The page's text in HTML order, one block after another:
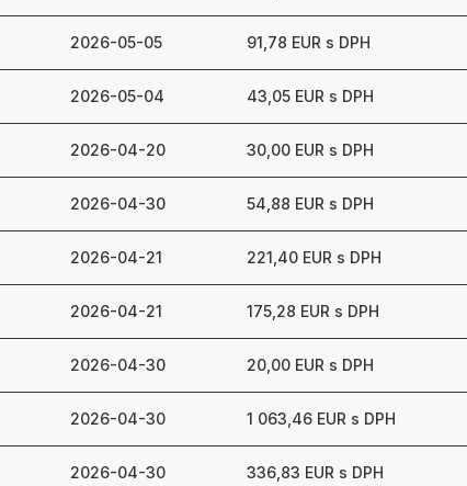
2026-05-05 91,78 EUR s DPH
2026-05-04 43,05 EUR s DPH
2026-04-20 30,00 EUR s DPH
2026-04-30 54,88 EUR s DPH
2026-04-21 221,40 EUR s DPH
2026-04-21 175,28 EUR s DPH
2026-04-30 20,00 EUR s DPH
2026-04-30 1 063,46 EUR s DPH
2026-04-30 336,83 EUR s DPH